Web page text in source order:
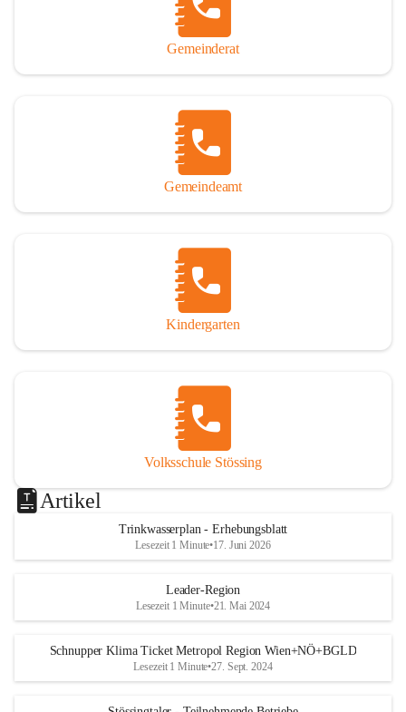
Gemeinderat
Gemeindeamt
Kindergarten
Volksschule Stössing
Artikel
Trinkwasserplan - Erhebungsblatt
Lesezeit 1 Minute•17. Juni 2026
Leader-Region
Lesezeit 1 Minute•21. Mai 2024
Schnupper Klima Ticket Metropol Region Wien+NÖ+BGLD
Lesezeit 1 Minute•27. Sept. 2024